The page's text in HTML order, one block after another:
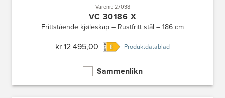
Varenr.: 27038
VC 30186 X
Frittstående kjøleskap – Rustfritt stål – 186 cm
kr 12 495,00 Produktdatablad
Sammenlikn